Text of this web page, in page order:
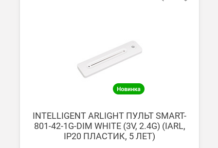
INTELLIGENT ARLIGHT ПУЛЬТ SMART-
801-42-1G-DIM WHITE (3V, 2.4G) (IARL,
IP20 ПЛАСТИК, 5 ЛЕТ)